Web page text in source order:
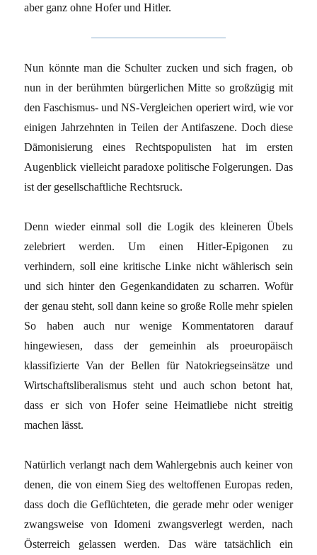
aber ganz ohne Hofer und Hitler.
Nun könnte man die Schulter zucken und sich fragen, ob
nun in der berühmten bürgerlichen Mitte so großzügig mit
den Faschismus- und NS-Vergleichen operiert wird, wie vor
einigen Jahrzehnten in Teilen der Antifaszene. Doch diese
Dämonisierung eines Rechtspopulisten hat im ersten
Augenblick vielleicht paradoxe politische Folgerungen. Das
ist der gesellschaftliche Rechtsruck.
Denn wieder einmal soll die Logik des kleineren Übels
zelebriert werden. Um einen Hitler-Epigonen zu
verhindern, soll eine kritische Linke nicht wählerisch sein
und sich hinter den Gegenkandidaten zu scharren. Wofür
der genau steht, soll dann keine so große Rolle mehr spielen
So haben auch nur wenige Kommentatoren darauf
hingewiesen, dass der gemeinhin als proeuropäisch
klassifizierte Van der Bellen für Natokriegseinsätze und
Wirtschaftsliberalismus steht und auch schon betont hat,
dass er sich von Hofer seine Heimatliebe nicht streitig
machen lässt.
Natürlich verlangt nach dem Wahlergebnis auch keiner von
denen, die von einem Sieg des weltoffenen Europas reden,
dass doch die Geflüchteten, die gerade mehr oder weniger
zwangsweise von Idomeni zwangsverlegt werden, nach
Österreich gelassen werden. Das wäre tatsächlich ein